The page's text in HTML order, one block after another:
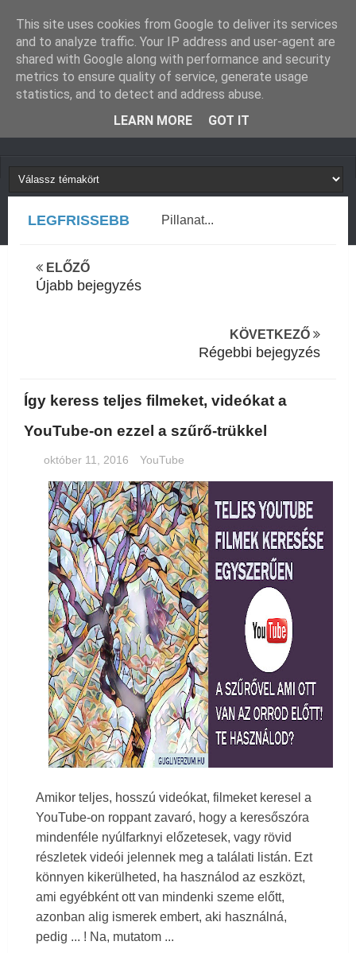
GUGLIVERZUM KAPCSOLAT
LEGFRISSEBB Pillanat...
ELŐZŐ
Újabb bejegyzés
KÖVETKEZŐ
Régebbi bejegyzés
Így keress teljes filmeket, videókat a
YouTube-on ezzel a szűrő-trükkel
október 11, 2016 YouTube
Amikor teljes, hosszú videókat, filmeket keresel a
YouTube-on roppant zavaró, hogy a keresőszóra
mindenféle nyúlfarknyi előzetesek, vagy rövid
részletek videói jelennek meg a találati listán. Ezt
könnyen kikerülheted, ha használod az eszközt,
ami egyébként ott van mindenki szeme előtt,
azonban alig ismerek embert, aki használná,
pedig ... ! Na, mutatom ...
This site uses cookies from Google to deliver its services
and to analyze traffic. Your IP address and user-agent are
shared with Google along with performance and security
metrics to ensure quality of service, generate usage
statistics, and to detect and address abuse.
LEARN MORE
GOT IT